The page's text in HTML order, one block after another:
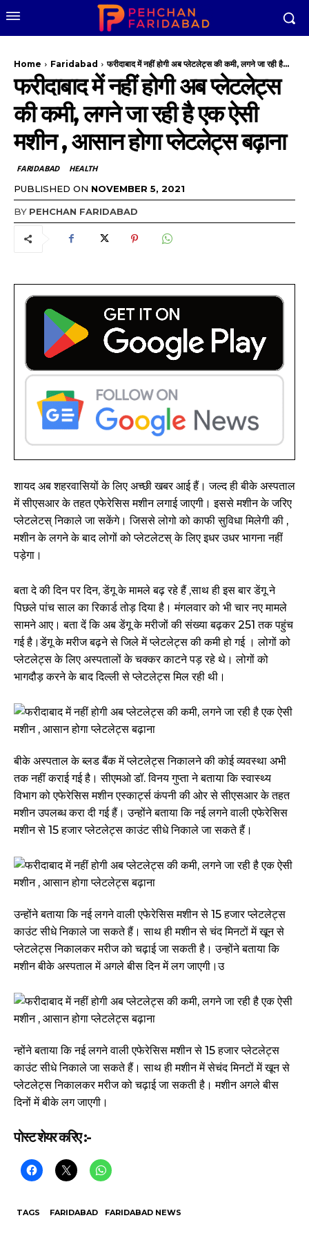
Home Faridabad फरीदाबाद में नहीं होगी अब प्लेटलेट्स की कमी, लगने जा रही है...
फरीदाबाद में नहीं होगी अब प्लेटलेट्स
की कमी, लगने जा रही है एक ऐसी
मशीन , आसान होगा प्लेटलेट्स बढ़ाना
FARIDABAD HEALTH
PUBLISHED ON NOVEMBER 5, 2021
BY PEHCHAN FARIDABAD
शायद अब शहरवासियों के लिए अच्छी खबर आई हैं। जल्द ही बीके अस्पताल
में सीएसआर के तहत एफेरेसिस मशीन लगाई जाएगी। इससे मशीन के जरिए
प्लेटलेटस् निकाले जा सकेंगे। जिससे लोगो को काफी सुविधा मिलेगी की ,
मशीन के लगने के बाद लोगों को प्लेटलेटस् के लिए इधर उधर भागना नहीं
पड़ेगा।
बता दे की दिन पर दिन, डेंगू के मामले बढ़ रहे हैं ,साथ ही इस बार डेंगू ने
पिछले पांच साल का रिकार्ड तोड़ दिया है। मंगलवार को भी चार नए मामले
सामने आए। बता दें कि अब डेंगू के मरीजों की संख्या बढ़कर 251 तक पहुंच
गई है।डेंगू के मरीज बढ़ने से जिले में प्लेटलेट्स की कमी हो गई । लोगों को
प्लेटलेट्स के लिए अस्पतालों के चक्कर काटने पड़ रहे थे। लोगों को
भागदौड़ करने के बाद दिल्ली से प्लेटलेट्स मिल रही थी।
बीके अस्पताल के ब्लड बैंक में प्लेटलेट्स निकालने की कोई व्यवस्था अभी
तक नहीं कराई गई है। सीएमओ डॉ. विनय गुप्ता ने बताया कि स्वास्थ्य
विभाग को एफेरेसिस मशीन एस्कार्ट्स कंपनी की ओर से सीएसआर के तहत
मशीन उपलब्ध करा दी गई हैं। उन्होंने बताया कि नई लगने वाली एफेरेसिस
मशीन से 15 हजार प्लेटलेट्स काउंट सीधे निकाले जा सकते हैं।
उन्होंने बताया कि नई लगने वाली एफेरेसिस मशीन से 15 हजार प्लेटलेट्स
काउंट सीधे निकाले जा सकते हैं। साथ ही मशीन से चंद मिनटों में खून से
प्लेटलेट्स निकालकर मरीज को चढ़ाई जा सकती है। उन्होंने बताया कि
मशीन बीके अस्पताल में अगले बीस दिन में लग जाएगी।उ
न्होंने बताया कि नई लगने वाली एफेरेसिस मशीन से 15 हजार प्लेटलेट्स
काउंट सीधे निकाले जा सकते हैं। साथ ही मशीन में सेचंद मिनटों में खून से
प्लेटलेट्स निकालकर मरीज को चढ़ाई जा सकती है। मशीन अगले बीस
दिनों में बीके लग जाएगी।
पोस्ट शेयर करिए :-
TAGS FARIDABAD FARIDABAD NEWS